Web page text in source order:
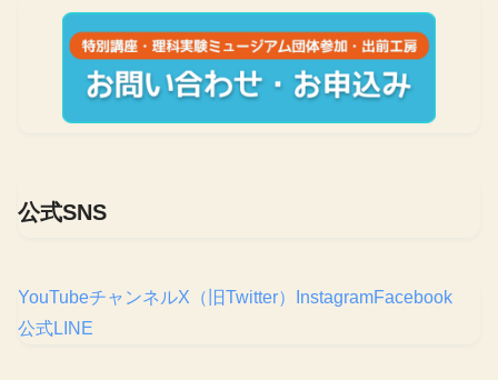
公式SNS
YouTubeチャンネルX（旧Twitter） InstagramFacebook
公式LINE